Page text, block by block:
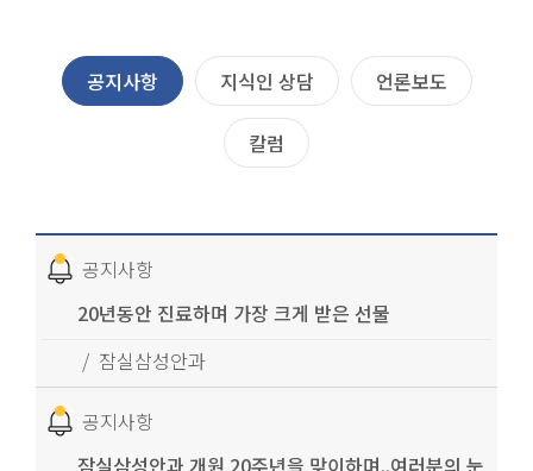
공지사항 지식인 상담 언론보도
칼럼
공지사항
20년동안 진료하며 가장 크게 받은 선물
잠실삼성안과
공지사항
잠실삼성안과 개원 20주년을 맞이하며..여러분의 눈